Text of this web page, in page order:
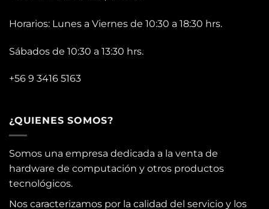
Horarios: Lunes a Viernes de 10:30 a 18:30 hrs.
Sábados de 10:30 a 13:30 hrs.
+56 9 3416 5163
¿QUIENES SOMOS?
Somos una empresa dedicada a la venta de
hardware de computación y otros productos
tecnológicos.
Nos caracterizamos por la calidad del servicio y los